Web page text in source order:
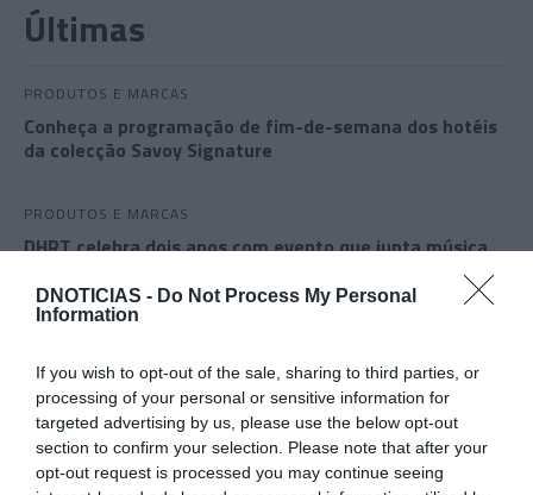
DNOTICIAS - Do Not Process My Personal
Information
If you wish to opt-out of the sale, sharing to third parties, or
processing of your personal or sensitive information for
targeted advertising by us, please use the below opt-out
section to confirm your selection. Please note that after your
opt-out request is processed you may continue seeing
Últimas
PRODUTOS E MARCAS
Conheça a programação de fim-de-semana dos hotéis
da colecção Savoy Signature
PRODUTOS E MARCAS
DHRT celebra dois anos com evento que junta música,
NEXT apresenta 'Cocktail Bondage' no Cloud Bar a 22
de Agosto